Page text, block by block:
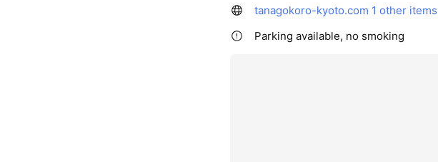
tanagokoro-kyoto.com 1 other items
Parking available, no smoking